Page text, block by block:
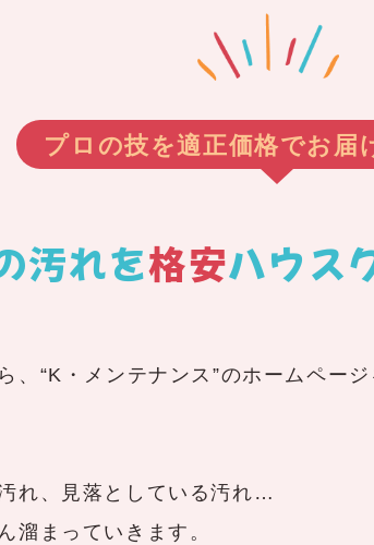
プロの技を適正価格でお届
汚れを格安ハウス
、“K・メンテナンス”のホームペー
れ、見落としている汚れ…
溜まっていきます。